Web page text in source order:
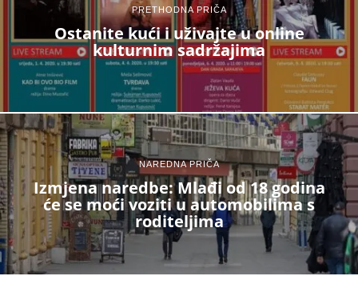
PRETHODNA PRIČA
Ostanite kući i uživajte u online
kulturnim sadržajima
NAREDNA PRIČA
Izmjena naredbe: Mlađi od 18 godina
će se moći voziti u automobilima s
roditeljima